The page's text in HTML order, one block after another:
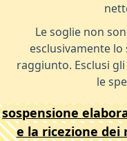
Le soglie non
esclusivamente
raggiunto. Esclusi
le
sospensione
e la ricezione dei